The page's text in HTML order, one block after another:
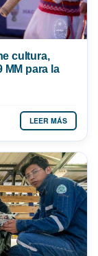
cultura,
MM para la
LEER MÁS